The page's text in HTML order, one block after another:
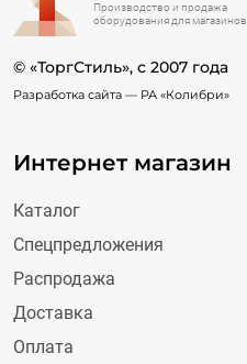
Производство и продажа
оборудования для магазинов
© «ТоргСтиль», c 2007 года
Разработка сайта — РА «Колибри»
Интернет магазин
Каталог
Спецпредложения
Распродажа
Доставка
Оплата